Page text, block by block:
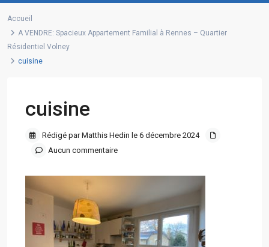
Accueil
A VENDRE: Spacieux Appartement Familial à Rennes – Quartier
Résidentiel Volney
cuisine
cuisine
Rédigé par Matthis Hedin le 6 décembre 2024
Aucun commentaire